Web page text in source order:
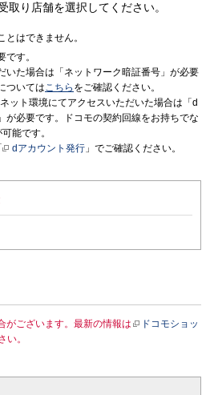
取り店舗を選択してください。
はできません。
す。
いた場合は「ネットワーク暗証番号」が必要
ついてはこちら をご確認ください。
ット環境にてアクセスいただいた場合は「d
が必要です。ドコモの契約回線をお持ちでな
能です。
dアカウント発行 」でご確認ください。
がございます。最新の情報は
ドコモショッ
い。